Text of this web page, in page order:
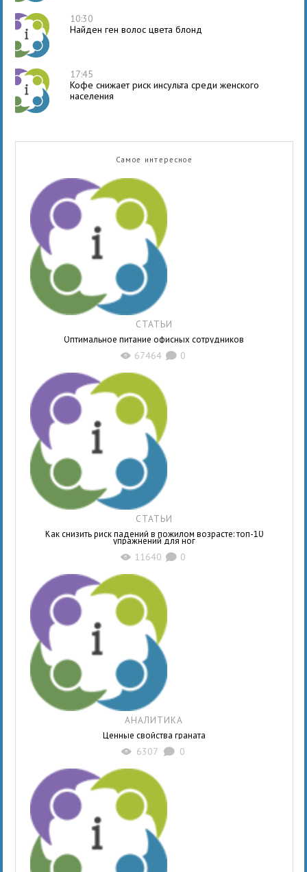
10:30
Найден ген волос цвета блонд
17:45
Кофе снижает риск инсульта среди женского
населения
Самое интересное
СТАТЬИ
Оптимальное питание офисных сотрудников
X 67464 K 0
СТАТЬИ
Как снизить риск падений в пожилом возрасте: топ-10
упражнений для ног
X 11640 K 0
АНАЛИТИКА
Ценные свойства граната
X 6307 K 0